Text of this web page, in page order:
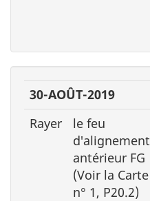
30-AOÛT-2019
Rayer
le feu
d′alignement
antérieur FG
(Voir la Carte
n° 1, P20.2)